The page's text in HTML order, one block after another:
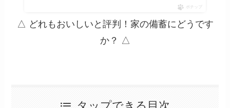
ポチップ
△ どれもおいしいと評判！家の備蓄にどうです
か？ △